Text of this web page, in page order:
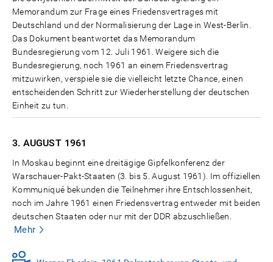
Memorandum zur Frage eines Friedensvertrages mit
Deutschland und der Normalisierung der Lage in West-Berlin.
Das Dokument beantwortet das Memorandum
Bundesregierung vom 12. Juli 1961. Weigere sich die
Bundesregierung, noch 1961 an einem Friedensvertrag
mitzuwirken, verspiele sie die vielleicht letzte Chance, einen
entscheidenden Schritt zur Wiederherstellung der deutschen
Einheit zu tun.
3. AUGUST 1961
In Moskau beginnt eine dreitägige Gipfelkonferenz der
Warschauer-Pakt-Staaten (3. bis 5. August 1961). Im offiziellen
Kommuniqué bekunden die Teilnehmer ihre Entschlossenheit,
noch im Jahre 1961 einen Friedensvertrag entweder mit beiden
deutschen Staaten oder nur mit der DDR abzuschließen.
Mehr